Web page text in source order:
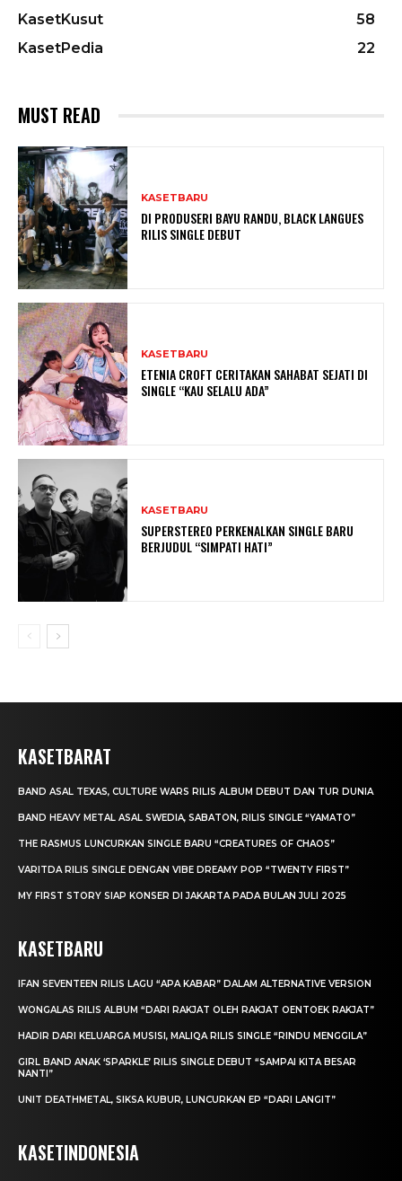
KasetKusut
58
KasetPedia
22
MUST READ
KASETBARU
DI PRODUSERI BAYU RANDU, BLACK LANGUES
RILIS SINGLE DEBUT
KASETBARU
ETENIA CROFT CERITAKAN SAHABAT SEJATI DI
SINGLE “KAU SELALU ADA”
KASETBARU
SUPERSTEREO PERKENALKAN SINGLE BARU
BERJUDUL “SIMPATI HATI”
KASETBARAT
BAND ASAL TEXAS, CULTURE WARS RILIS ALBUM DEBUT DAN TUR DUNIA
BAND HEAVY METAL ASAL SWEDIA, SABATON, RILIS SINGLE “YAMATO”
THE RASMUS LUNCURKAN SINGLE BARU “CREATURES OF CHAOS”
VARITDA RILIS SINGLE DENGAN VIBE DREAMY POP “TWENTY FIRST”
MY FIRST STORY SIAP KONSER DI JAKARTA PADA BULAN JULI 2025
KASETBARU
IFAN SEVENTEEN RILIS LAGU “APA KABAR” DALAM ALTERNATIVE VERSION
WONGALAS RILIS ALBUM “DARI RAKJAT OLEH RAKJAT OENTOEK RAKJAT”
HADIR DARI KELUARGA MUSISI, MALIQA RILIS SINGLE “RINDU MENGGILA”
GIRL BAND ANAK ‘SPARKLE’ RILIS SINGLE DEBUT “SAMPAI KITA BESAR
NANTI”
UNIT DEATHMETAL, SIKSA KUBUR, LUNCURKAN EP “DARI LANGIT”
KASETINDONESIA